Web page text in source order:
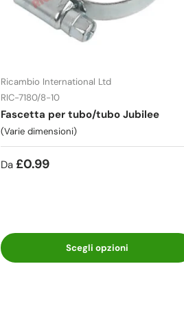
Ricambio International Ltd
RIC-7180/8-10
Fascetta per tubo/tubo Jubilee
(Varie dimensioni)
Da £0.99
Scegli opzioni